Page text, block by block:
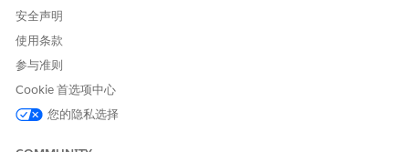
示例
对于沙龙消防安全检查的动态评估，您需要营业执照申请记录。
建所需的（虚拟）客户、联系人和许可证类型。或者，使用贵组
安全声明
使用条款
参与准则
Cookie 首选项中心
您的隐私选择